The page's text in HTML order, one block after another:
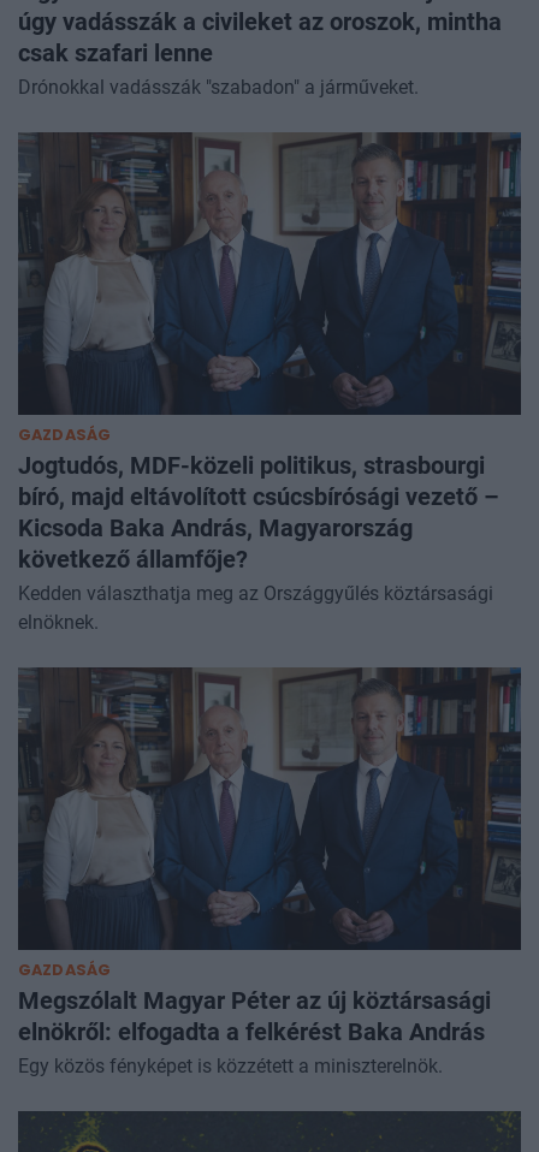
úgy vadásszák a civileket az oroszok, mintha
csak szafari lenne
Drónokkal vadásszák "szabadon" a járműveket.
GAZDASÁG
Jogtudós, MDF-közeli politikus, strasbourgi
bíró, majd eltávolított csúcsbírósági vezető –
Kicsoda Baka András, Magyarország
következő államfője?
Kedden választhatja meg az Országgyűlés köztársasági
elnöknek.
GAZDASÁG
Megszólalt Magyar Péter az új köztársasági
elnökről: elfogadta a felkérést Baka András
Egy közös fényképet is közzétett a miniszterelnök.